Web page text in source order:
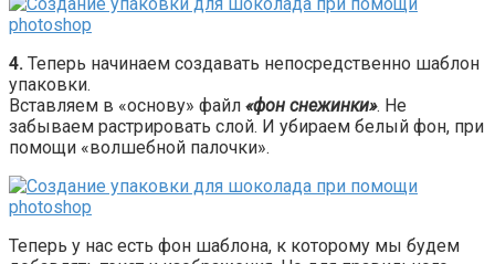
4. Теперь начинаем создавать непосредственно шаблон
упаковки.
Вставляем в «основу» файл «фон снежинки». Не
забываем растрировать слой. И убираем белый фон, при
помощи «волшебной палочки».
Теперь у нас есть фон шаблона, к которому мы будем